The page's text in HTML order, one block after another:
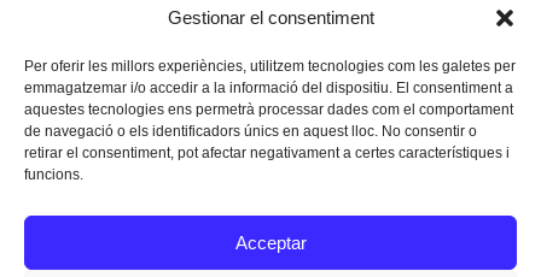
Gestionar el consentiment
Per oferir les millors experiències, utilitzem tecnologies com les galetes per
emmagatzemar i/o accedir a la informació del dispositiu. El consentiment a
aquestes tecnologies ens permetrà processar dades com el comportament
de navegació o els identificadors únics en aquest lloc. No consentir o
retirar el consentiment, pot afectar negativament a certes característiques i
funcions.
Acceptar
Instagram
Facebook
Twitter
Texts Legals